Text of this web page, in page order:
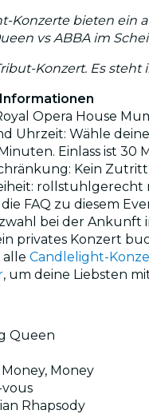
Konzerte bieten ein
vs ABBA im
Konzert. Es
Opera House
Uhrzeit: Wähle
Minuten. Einlass ist
Kein
die FAQ zu diesem
bei der
privates Konzert
alle Candlelight-
, um deine Liebsten
Queen
Money
Rhapsody